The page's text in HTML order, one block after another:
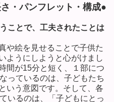
・パンフレット・構成●
ことで、工夫されたことは
や絵を見せることで子供た
ようにしようと心がけまし
間が15分と短く、１部につ
っているのは、子どもたち
いう意図です。そして、各
いるのは、「子どもにとっ